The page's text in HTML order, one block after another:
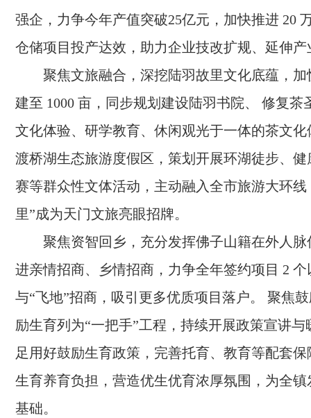
强企，力争今年产值突破25亿元，加快推进 20
仓储项目投产达效，助力企业技改扩规、延伸产
聚焦文旅融合，深挖陆羽故里文化底蕴，
建至 1000 亩，同步规划建设陆羽书院、 修复茶
文化体验、研学教育、休闲观光于一体的茶文
渡桥湖生态旅游度假区，策划开展环湖徒步、
赛等群众性文体活动，主动融入全市旅游大环线
里”成为天门文旅亮眼招牌。
聚焦资智回乡，充分发挥佛子山籍在外人
进亲情招商、乡情招商，力争全年签约项目 2
与“飞地”招商，吸引更多优质项目落户。 聚焦
励生育列为“一把手”工程，持续开展政策宣讲与
足用好鼓励生育政策，完善托育、教育等配套
生育养育负担，营造优生优育浓厚氛围，为全
基础。